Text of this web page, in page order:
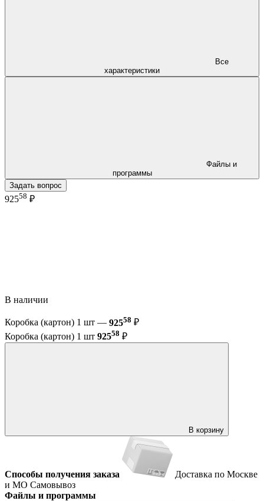
характеристики
программы
Задать вопрос
92558 ₽
В наличии
Коробка (картон) 1 шт — 92558 ₽
Коробка (картон) 1 шт 92558 ₽
В корзину
Способы получения заказа
Доставка по Москве
и МО Самовывоз
Файлы и программы